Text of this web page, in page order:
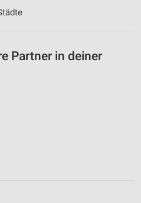
Partner in deiner